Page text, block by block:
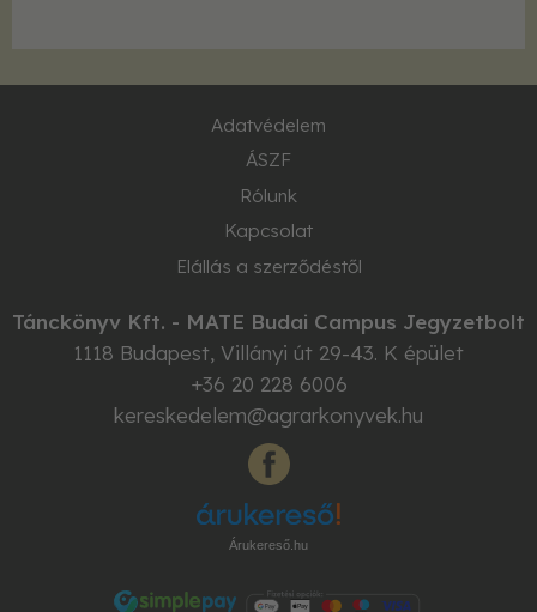
Adatvédelem
ÁSZF
Rólunk
Kapcsolat
Elállás a szerződéstől
Tánckönyv Kft. - MATE Budai Campus Jegyzetbolt
1118 Budapest, Villányi út 29-43. K épület
+36 20 228 6006
kereskedelem@agrarkonyvek.hu
Árukereső.hu